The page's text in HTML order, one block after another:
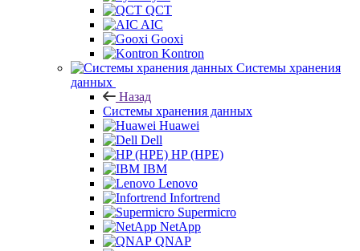
QCT
AIC
Gooxi
Kontron
Системы хранения
данных
Назад
Системы хранения данных
Huawei
Dell
HP (HPE)
IBM
Lenovo
Infortrend
Supermicro
NetApp
QNAP